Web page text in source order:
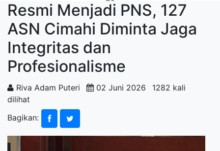
Resmi Menjadi PNS, 127
ASN Cimahi Diminta Jaga
Integritas dan
Profesionalisme
Riva Adam Puteri 02 Juni 2026
1282 kali
dilihat
Bagikan: